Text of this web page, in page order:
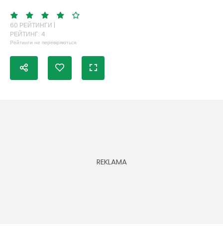
60 РЕЙТИНГИ |
РЕЙТИНГ: 4
Рейтинги не перевіряються